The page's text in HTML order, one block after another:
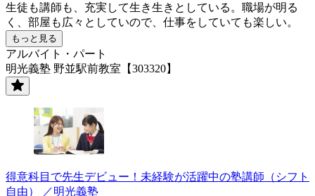
生徒も講師も、充実して生き生きとしている。職場が明る
く、部屋も広々としていので、仕事をしていても楽しい。
もっと見る
アルバイト・パート
明光義塾 野並駅前教室【303320】
得意科目で先生デビュー！未経験が活躍中の塾講師（シフト
自由） ／明光義塾